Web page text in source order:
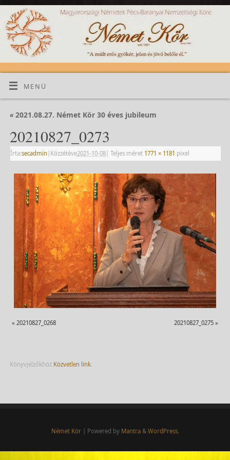
MENÜ
«2021.08.27. Német Kör 30 éves jubileum
20210827_0273
Írta:secadmin | Közzétéve2021-10-08| Teljes méret 1771 × 1181 pixel
« 20210827_0268 20210827_0275 »
Könyvjelzőkhöz Közvetlen link.
Német Kör| Powered by Mantra& WordPress.